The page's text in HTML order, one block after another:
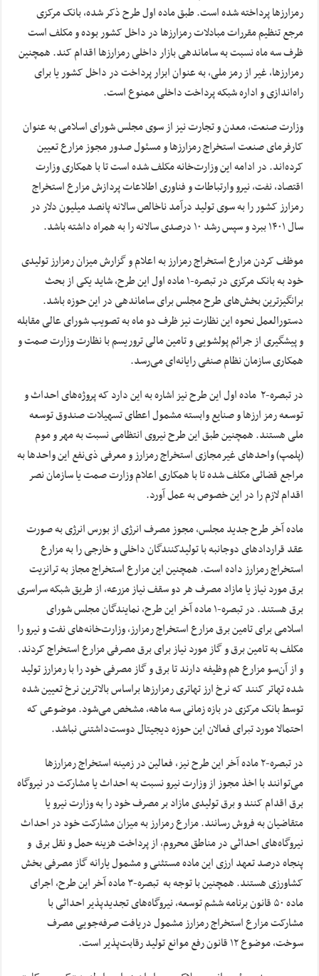
رمزارزها پرداخته شده است. طبق ماده اول طرح ذکر شده، بانک مرکزی
مرجع تنظیم مقررات مبادلات رمزارزها در داخل کشور بوده و مکلف است
ظرف سه ماه نسبت به ساماندهی بازار داخلی رمزارزها اقدام کند. همچنین
رمزارزها، غیر از رمز ملی، به عنوان ابزار پرداخت در داخل کشور یا برای
راه‌اندازی و اداره شبکه پرداخت داخلی ممنوع است.
وزارت صنعت، معدن و تجارت نیز از سوی مجلس شورای اسلامی به عنوان
کارفرمای صنعت استخراج رمزارزها و مسئول صدور مجوز مزارع تعیین
کرده‌اند. در ادامه این وزارت‌خانه مکلف شده است تا با همکاری وزارت
اقتصاد، نفت، نیرو وارتباطات و فناوری اطلاعات پردازش مزارع استخراج
رمزارز کشور را به سوی تولید درآمد ناخالص سالانه پانصد میلیون دلار در
سال ۱۴۰۱ ببرد و سپس رشد ۱۰ درصدی سالانه را به همراه داشته باشد.
موظف کردن مزارع استخراج رمزارز به اعلام و گزارش میزان رمزارز تولیدی
خود به بانک مرکزی در تبصره-۱ ماده اول این طرح، شاید یکی از بحث
برانگیزترین بخش‌های طرح مجلس برای ساماندهی در این حوزه باشد.
دستورالعمل نحوه این نظارت نیز ظرف دو ماه به تصویب شورای عالی مقابله
و پیشگیری از جرائم پولشویی و تامین مالی تروریسم با نظارت وزارت صمت و
همکاری سازمان نظام صنفی رایانه‌ای می‌رسد.
در تبصره-۲ ماده اول این طرح نیز اشاره به این دارد که پروژه‌های احداث و
توسعه رمز ارزها و صنایع وابسته مشمول اعطای تسهیلات صندوق توسعه
ملی هستند. همچنین طبق این طرح نیروی انتظامی نسبت به مهر و موم
(پلمپ) واحدهای غیرمجازی استخراج رمزارز و معرفی ذی‌نفع این واحدها به
مراجع قضائی مکلف شده تا با همکاری اعلام وزارت صمت یا سازمان نصر
اقدام لازم را در این خصوص به عمل آورد.
ماده آخر طرح جدید مجلس، مجوز مصرف انرژی از بورس انرژی به صورت
عقد قراردادهای دوجانبه با تولیدکنندگان داخلی و خارجی را به مزارع
استخراج رمزارز داده است. همچنین این مزارع استخراج مجاز به ترانزیت
برق مورد نیاز یا مازاد مصرف هر دو سقف نیاز مزرعه، از طریق شبکه سراسری
برق هستند. در تبصره-۱ ماده آخر این طرح، نمایندگان مجلس شورای
اسلامی برای تامین برق مزارع استخراج رمزارز، وزارت‌خانه‌های نفت و نیرو را
مکلف به تامین برق و گاز مورد نیاز برای برق مصرفی مزارع استخراج کردند.
و از آن‌سو مزارع هم وظیفه دارند تا برق و گاز مصرفی خود را با رمزارز تولید
شده تهاتر کنند که نرخ ارز تهاتری رمزارزها براساس بالاترین نرخ تعیین شده
توسط بانک مرکزی در بازه زمانی سه ماهه، مشخص می‌شود. موضوعی که
احتمالا مورد تبرای فعالان این حوزه دیجیتال دوست‌داشتنی نباشد.
در تبصره-۲ ماده آخر این طرح نیز، فعالین در زمینه استخراج رمزارزها
می‌توانند با اخذ مجوز از وزارت نیرو نسبت به احداث یا مشارکت در نیروگاه
برق اقدام کنند و برق تولیدی مازاد بر مصرف خود را به وزارت نیرو یا
متقاضیان به فروش رسانند. مزارع رمزارز به میزان مشارکت خود در احداث
نیروگاه‌های احداثی در مناطق محروم، از پرداخت هزینه حمل و نقل برق و
پنجاه درصد تعهد ارزی این ماده مستثنی و مشمول یارانه گاز مصرفی بخش
کشاورزی هستند. همچنین با توجه به تبصره-۳ ماده آخر این طرح، اجرای
ماده ۵۰ قانون برنامه ششم توسعه، نیروگاه‌های تجدیدپذیر احداثی با
مشارکت مزارع استخراج رمزارز مشمول دریافت صرفه‌جویی مصرف
سوخت، موضوع ۱۲ قانون رفع موانع تولید رقابت‌پذیر است.